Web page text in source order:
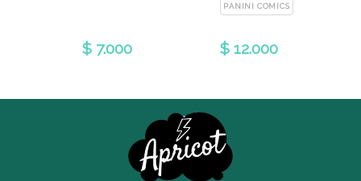
$ 7.000
PANINI COMICS
$ 12.000